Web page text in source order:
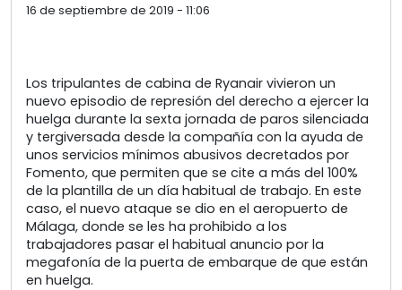
16 de septiembre de 2019 - 11:06
Los tripulantes de cabina de Ryanair vivieron un
nuevo episodio de represión del derecho a ejercer la
huelga durante la sexta jornada de paros silenciada
y tergiversada desde la compañía con la ayuda de
unos servicios mínimos abusivos decretados por
Fomento, que permiten que se cite a más del 100%
de la plantilla de un día habitual de trabajo. En este
caso, el nuevo ataque se dio en el aeropuerto de
Málaga, donde se les ha prohibido a los
trabajadores pasar el habitual anuncio por la
megafonía de la puerta de embarque de que están
en huelga.